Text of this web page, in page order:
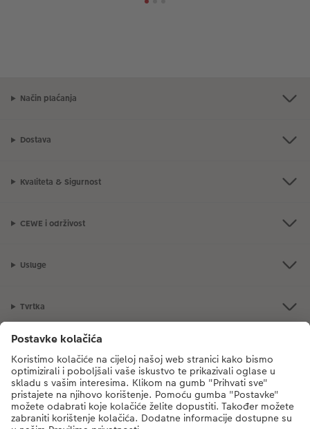
Način plaćanja
Dostava
Kvaliteta & Sigurnost
CEWE i održivost
Usluge
Tvrtka
CEWE Fotosvijet